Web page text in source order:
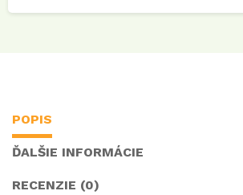
POPIS
ĎALŠIE INFORMÁCIE
RECENZIE (0)